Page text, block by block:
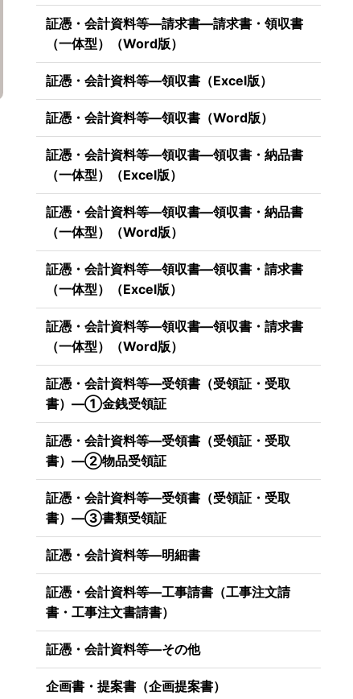
証憑・会計資料等―請求書―請求書・領収書
（一体型）（Word版）
証憑・会計資料等―領収書（Excel版）
証憑・会計資料等―領収書（Word版）
証憑・会計資料等―領収書―領収書・納品書
（一体型）（Excel版）
証憑・会計資料等―領収書―領収書・納品書
（一体型）（Word版）
証憑・会計資料等―領収書―領収書・請求書
（一体型）（Excel版）
証憑・会計資料等―領収書―領収書・請求書
（一体型）（Word版）
証憑・会計資料等―受領書（受領証・受取
書）―①金銭受領証
証憑・会計資料等―受領書（受領証・受取
書）―②物品受領証
証憑・会計資料等―受領書（受領証・受取
書）―③書類受領証
証憑・会計資料等―明細書
証憑・会計資料等―工事請書（工事注文請
書・工事注文書請書）
証憑・会計資料等―その他
企画書・提案書（企画提案書）